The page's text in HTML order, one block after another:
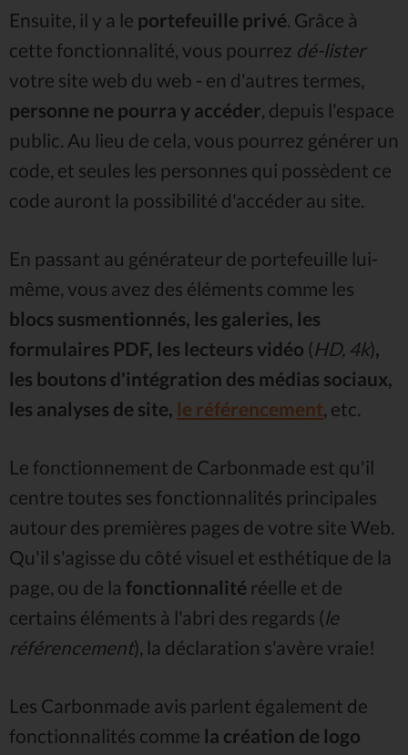
Ensuite, il y a le portefeuille privé . Grâce à
cette fonctionnalité, vous pourrez dé-lister
votre site web du web - en d'autres termes,
personne ne pourra y accéder , depuis l'espace
public. Au lieu de cela, vous pourrez générer un
code, et seules les personnes qui possèdent ce
code auront la possibilité d'accéder au site.
En passant au générateur de portefeuille lui-
même, vous avez des éléments comme les
blocs susmentionnés, les galeries, les
formulaires PDF, les lecteurs vidéo (HD, 4k),
les boutons d'intégration des médias sociaux,
les analyses de site, le référencement , etc.
Le fonctionnement de Carbonmade est qu'il
centre toutes ses fonctionnalités principales
autour des premières pages de votre site Web.
Qu'il s'agisse du côté visuel et esthétique de la
page, ou de la fonctionnalité réelle et de
certains éléments à l'abri des regards (le
référencement), la déclaration s'avère vraie!
Les Carbonmade avis parlent également de
fonctionnalités comme la création de logo